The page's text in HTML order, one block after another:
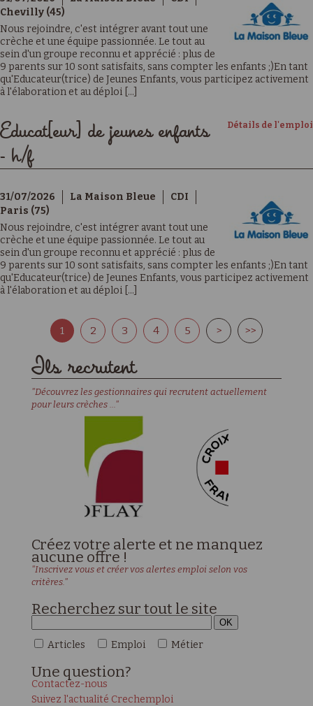
Chevilly (45)
Nous rejoindre, c'est intégrer avant tout une
crèche et une équipe passionnée. Le tout au
sein d'un groupe reconnu et apprécié : plus de
9 parents sur 10 sont satisfaits, sans compter les enfants ;)En tant
qu'Educateur(trice) de Jeunes Enfants, vous participez activement
à l'élaboration et au déploi [...]
Détails de l'emploi
Educat[eur] de jeunes enfants
- h/f
31/07/2026 La Maison Bleue
CDI
Paris (75)
Nous rejoindre, c'est intégrer avant tout une
crèche et une équipe passionnée. Le tout au
sein d'un groupe reconnu et apprécié : plus de
9 parents sur 10 sont satisfaits, sans compter les enfants ;)En tant
qu'Educateur(trice) de Jeunes Enfants, vous participez activement
à l'élaboration et au déploi [...]
1 2 3 4 5 > >>
Ils recrutent
"Découvrez les gestionnaires qui recrutent actuellement
pour leurs crèches ..."
Créez votre alerte et ne manquez
aucune offre !
"Inscrivez vous et créer vos alertes emploi selon vos
critères."
Recherchez sur tout le site
Articles Emploi Métier
Une question?
Contactez-nous
Suivez l'actualité Crechemploi